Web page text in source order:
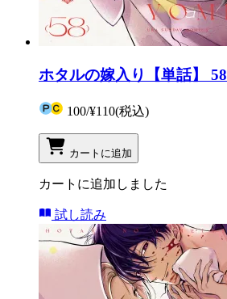
ホタルの嫁入り【単話】 58
100/¥110(税込)
カートに追加
カートに追加しました
試し読み